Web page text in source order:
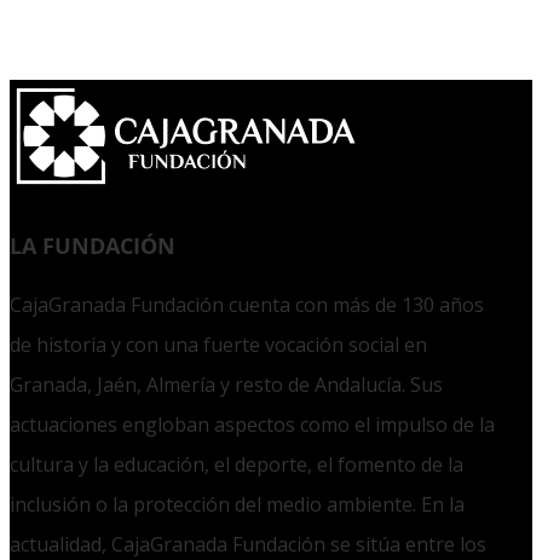
LA FUNDACIÓN
CajaGranada Fundación cuenta con más de 130 años
de historia y con una fuerte vocación social en
Granada, Jaén, Almería y resto de Andalucía. Sus
actuaciones engloban aspectos como el impulso de la
cultura y la educación, el deporte, el fomento de la
inclusión o la protección del medio ambiente. En la
actualidad, CajaGranada Fundación se sitúa entre los